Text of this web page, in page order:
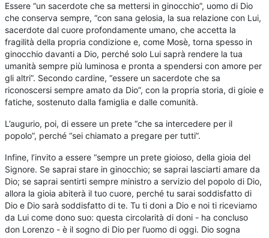
Essere “un sacerdote che sa mettersi in ginocchio”, uomo di Dio
che conserva sempre, “con sana gelosia, la sua relazione con Lui,
sacerdote dal cuore profondamente umano, che accetta la
fragilità della propria condizione e, come Mosè, torna spesso in
ginocchio davanti a Dio, perché solo Lui saprà rendere la tua
umanità sempre più luminosa e pronta a spendersi con amore per
gli altri”. Secondo cardine, “essere un sacerdote che sa
riconoscersi sempre amato da Dio”, con la propria storia, di gioie e
fatiche, sostenuto dalla famiglia e dalle comunità.
L’augurio, poi, di essere un prete “che sa intercedere per il
popolo”, perché “sei chiamato a pregare per tutti”.
Infine, l’invito a essere “sempre un prete gioioso, della gioia del
Signore. Se saprai stare in ginocchio; se saprai lasciarti amare da
Dio; se saprai sentirti sempre ministro a servizio del popolo di Dio,
allora la gioia abiterà il tuo cuore, perché tu sarai soddisfatto di
Dio e Dio sarà soddisfatto di te. Tu ti doni a Dio e noi ti riceviamo
da Lui come dono suo: questa circolarità di doni - ha concluso
don Lorenzo - è il sogno di Dio per l’uomo di oggi. Dio sogna